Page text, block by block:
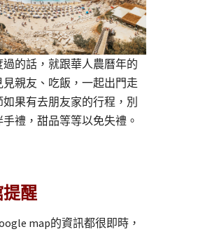
的話，就跟華人農曆年的
親友、吃飯，一起出門走
果有去朋友家的行程，別
禮，甜品等等以免失禮。
醒
map的資訊都很即時，